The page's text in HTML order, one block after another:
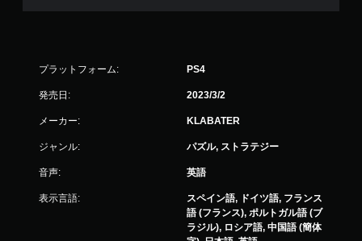
プラットフォーム: PS4
発売日: 2023/3/2
メーカー: KLABATER
ジャンル: パズル, ストラテジー
音声: 英語
表示言語:
スペイン語, ドイツ語, フランス
語 (フランス), ポルトガル語 (ブ
ラジル), ロシア語, 中国語 (簡体